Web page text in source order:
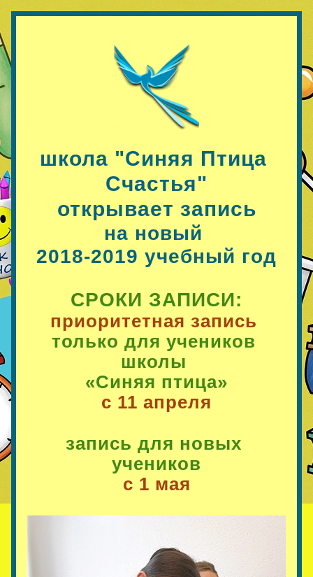
школа "Синяя Птица
Счастья"
открывает запись
на новый
2018-2019 учебный год
СРОКИ ЗАПИСИ:
приоритетная запись
только для учеников
школы
«Синяя птица»
с 11 апреля
запись для новых
учеников
с 1 мая